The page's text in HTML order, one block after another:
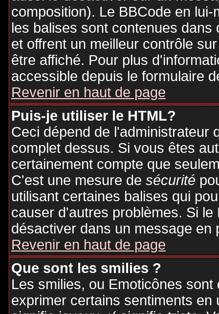
composition). Le BBCode en
les balises sont contenues
et offrent un meilleur contrôle
être affiché. Pour plus
accessible depuis le formulaire
Revenir en haut de page
Puis-je utiliser le HTML?
Ceci dépend de l'administrateur
complet dessus. Si vous êtes
certainement compte que
C'est une mesure desécurité
utilisant certaines balises qui
causer d'autres problèmes. Si
désactiver dans un message en
Revenir en haut de page
Que sont les smilies ?
Les smilies, ou Emoticônes
exprimer certains sentiments